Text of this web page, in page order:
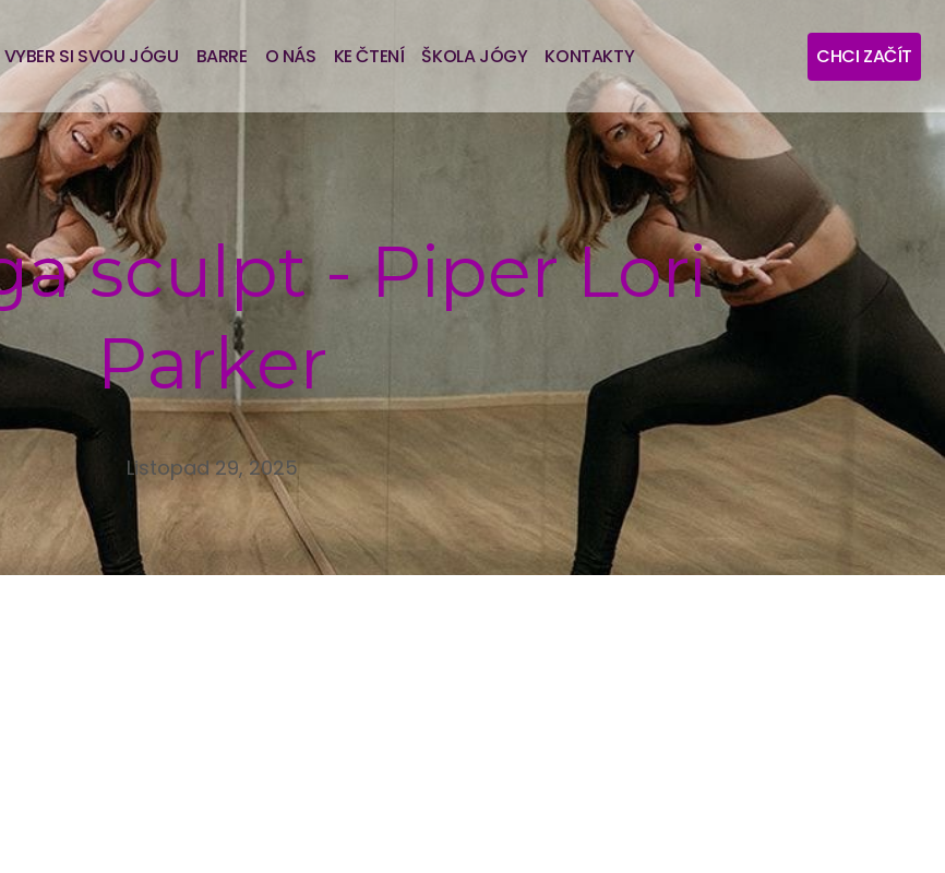
VYBER SI SVOU JÓGU BARRE O NÁS KE ČTENÍ ŠKOLA JÓGY KONTAKTY CHCI ZAČÍT
sculpt - Piper Lori
Parker
Listopad 29, 2025